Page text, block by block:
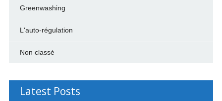
Greenwashing
L'auto-régulation
Non classé
Latest Posts